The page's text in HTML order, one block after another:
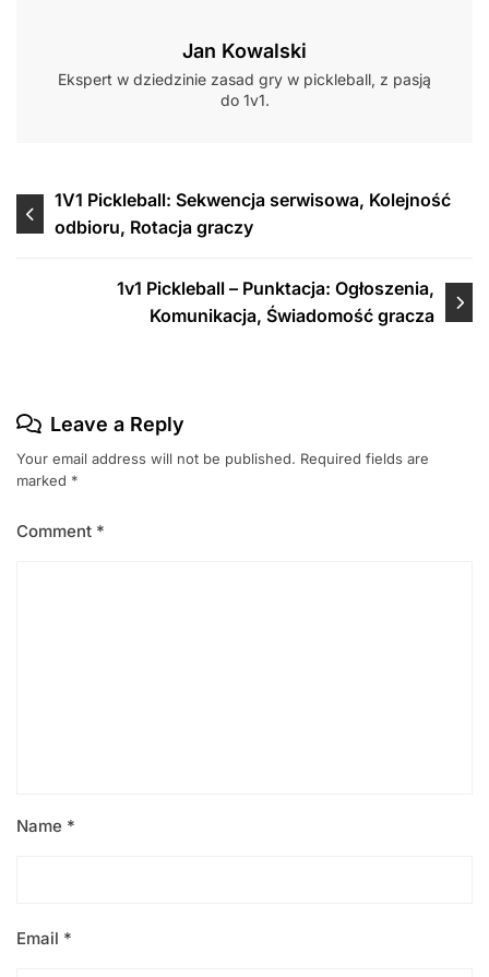
Jan Kowalski
Ekspert w dziedzinie zasad gry w pickleball, z pasją
do 1v1.
Post
navigation
1V1 Pickleball: Sekwencja serwisowa, Kolejność
odbioru, Rotacja graczy
1v1 Pickleball – Punktacja: Ogłoszenia,
Komunikacja, Świadomość gracza
Leave a Reply
Your email address will not be published. Required fields are
marked *
Comment *
Name *
Email *